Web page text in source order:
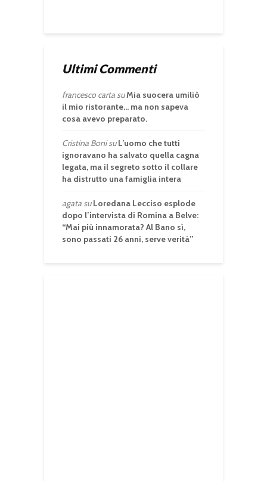
Ultimi Commenti
francesco cartasuMia suocera umiliò
il mio ristorante… ma non sapeva
cosa avevo preparato.
Cristina BonisuL’uomo che tutti
ignoravano ha salvato quella cagna
legata, ma il segreto sotto il collare
ha distrutto una famiglia intera
agatasuLoredana Lecciso esplode
dopo l’intervista di Romina a Belve:
“Mai più innamorata? Al Bano sì,
sono passati 26 anni, serve verità”